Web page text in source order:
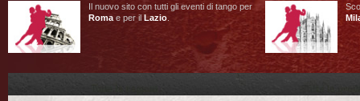
Il nuovo sito con tutti gli eventi di tango per
Roma e per il Lazio